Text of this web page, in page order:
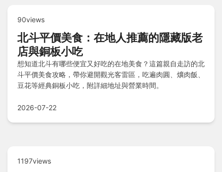
90views
北斗平價美食：在地人推薦的隱藏版老
店與銅板小吃
想知道北斗有哪些便宜又好吃的在地美食？這篇親自走訪的北
斗平價美食攻略，帶你避開觀光客雷區，吃遍肉圓、爌肉飯、
豆花等經典銅板小吃，附詳細地址與營業時間。
2026-07-22
1197views